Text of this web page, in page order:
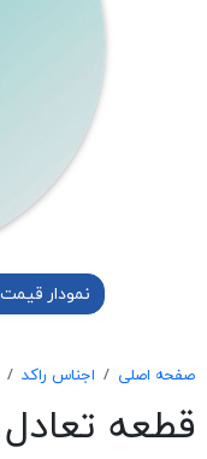
نمودار قیمت
صفحه اصلی اجناس راکد
قطعه